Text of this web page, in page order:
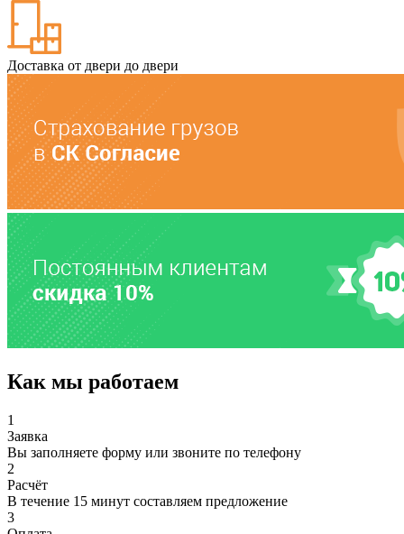
Доставка от двери до двери
Как мы работаем
1
Заявка
Вы заполняете форму или звоните по телефону
2
Расчёт
В течение 15 минут составляем предложение
3